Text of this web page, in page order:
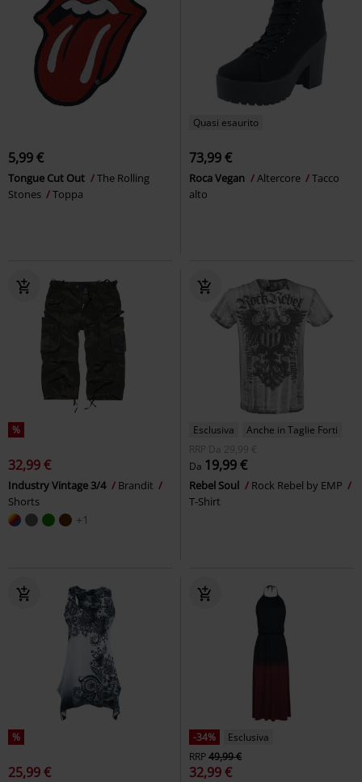
5,99 €
Tongue Cut Out
The Rolling
Stones
Toppa
Quasi esaurito
73,99 €
Roca Vegan Altercore
Tacco
alto
%
32,99 €
Industry Vintage 3/4
Brandit
Shorts
+1
Esclusiva
Anche in Taglie Forti
RRP
Da 29,99 €
Da 19,99 €
Rebel Soul
Rock Rebel by EMP
T-Shirt
%
25,99 €
-34%
Esclusiva
RRP49,99 €
32,99 €